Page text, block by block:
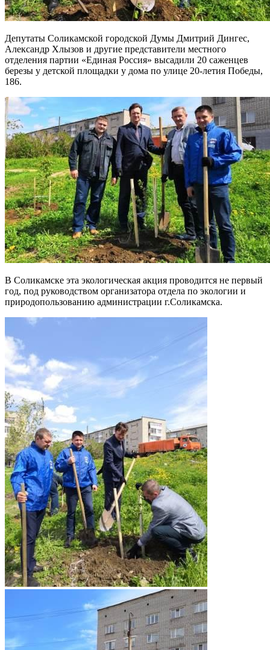
Депутаты Соликамской городской Думы Дмитрий Дингес,
Александр Хлызов и другие представители местного
отделения партии «Единая Россия» высадили 20 саженцев
березы у детской площадки у дома по улице 20-летия Победы,
186.
В Соликамске эта экологическая акция проводится не первый
год, под руководством организатора отдела по экологии и
природопользованию администрации г.Соликамска.